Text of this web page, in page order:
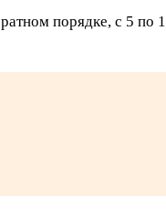
порядке, с 5 по 1